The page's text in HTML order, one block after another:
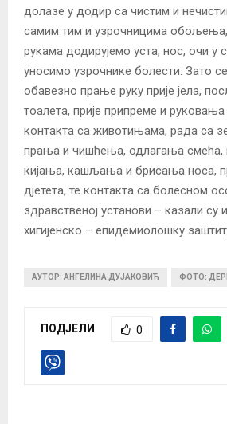
долазе у додир са чистим и
самим тим и узрочницима
рукама додирујемо уста, нос, очи у
уносимо узрочнике болести. Зато се
обавезно прање руку прије јела,
тоалета, прије припреме и руковања
контакта са животињама, рада са
прања и чишћења, одлагања смећа,
кијања, кашљања и брисања носа,
дјетета, те контакта са болесном
здравственој установи – казали су
хигијенско – епидемиолошку
АУТОР: АНГЕЛИНА ДУЈАКОВИЋ ФОТО:
ПОДЈЕЛИ 0